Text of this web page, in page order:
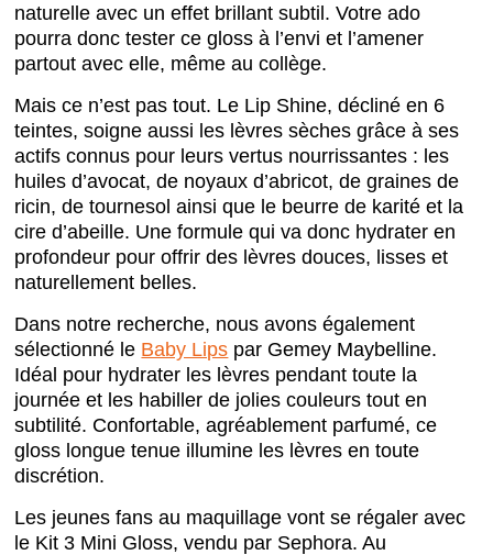
naturelle avec un effet brillant subtil. Votre ado
pourra donc tester ce gloss à l’envi et l’amener
partout avec elle, même au collège.
Mais ce n’est pas tout. Le Lip Shine, décliné en 6
teintes, soigne aussi les lèvres sèches grâce à ses
actifs connus pour leurs vertus nourrissantes : les
huiles d’avocat, de noyaux d’abricot, de graines de
ricin, de tournesol ainsi que le beurre de karité et la
cire d’abeille. Une formule qui va donc hydrater en
profondeur pour offrir des lèvres douces, lisses et
naturellement belles.
Dans notre recherche, nous avons également
sélectionné le Baby Lips par Gemey Maybelline.
Idéal pour hydrater les lèvres pendant toute la
journée et les habiller de jolies couleurs tout en
subtilité. Confortable, agréablement parfumé, ce
gloss longue tenue illumine les lèvres en toute
discrétion.
Les jeunes fans au maquillage vont se régaler avec
le Kit 3 Mini Gloss, vendu par Sephora. Au